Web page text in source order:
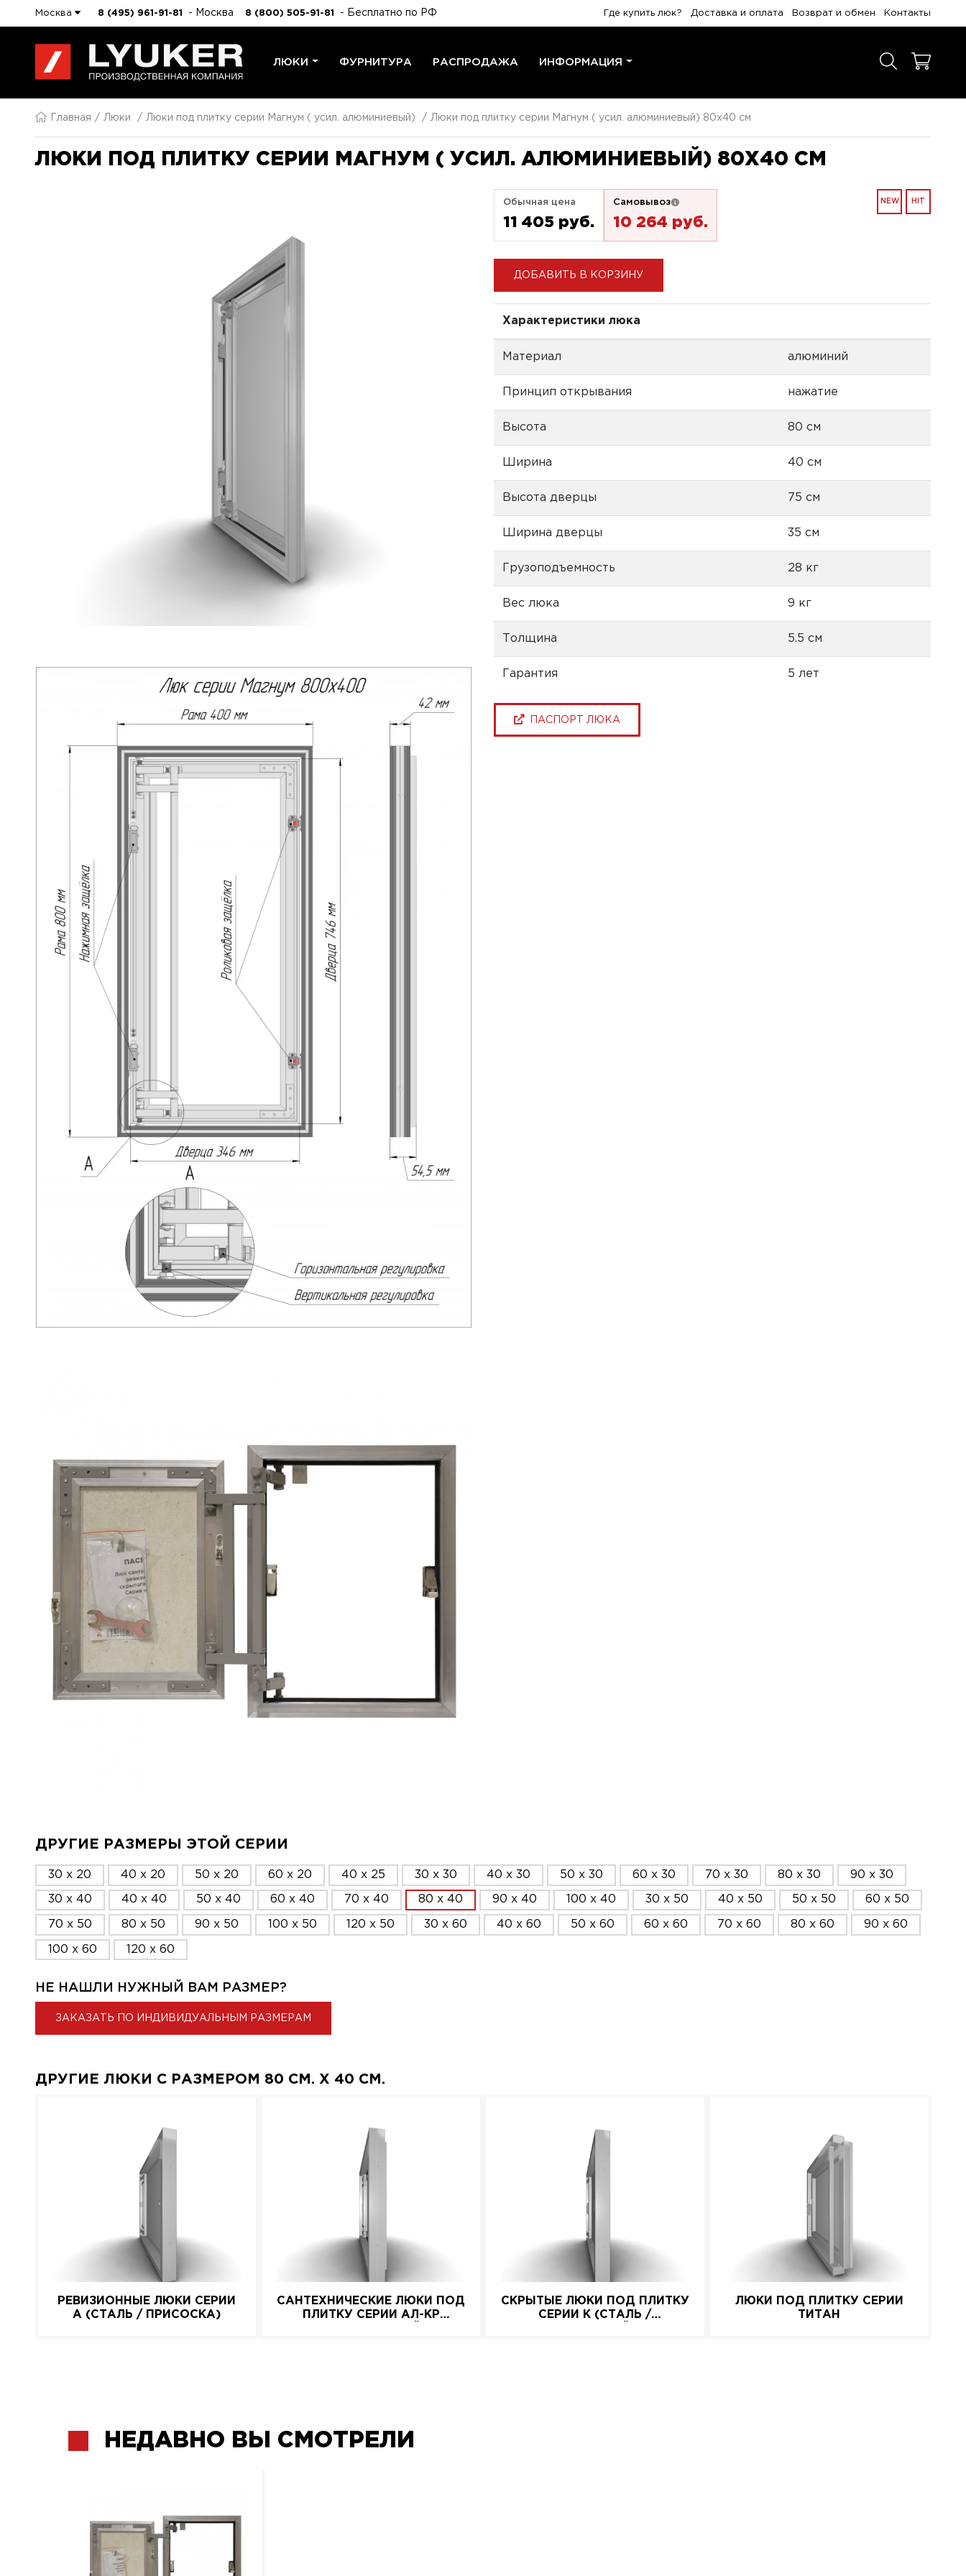
Москва 8 (495) 961-91-81 - Москва 8 (800) 505-91-81 - Бесплатно по РФ Где купить люк? Доставка и оплата Возврат и обмен Контакты
ЛЮКИ ФУРНИТУРА РАСПРОДАЖА ИНФОРМАЦИЯ
Главная Люки Люки под плитку серии Магнум ( усил. алюминиевый) Люки под плитку серии Магнум ( усил. алюминиевый) 80x40 см
ЛЮКИ ПОД ПЛИТКУ СЕРИИ МАГНУМ ( УСИЛ. АЛЮМИНИЕВЫЙ) 80X40 СМ
Обычная цена
11 405 pуб.
Самовывоз
10 264 pуб.
NEW HIT
ДОБАВИТЬ В КОРЗИНУ
Характеристики люка
Материал алюминий
Принцип открывания нажатие
Высота 80 см
Ширина 40 см
Высота дверцы 75 см
Ширина дверцы 35 см
Грузоподъемность 28 кг
Вес люка 9 кг
Толщина 5.5 см
Гарантия 5 лет
ПАСПОРТ ЛЮКА
ДРУГИЕ РАЗМЕРЫ ЭТОЙ СЕРИИ
30 x 20 40 x 20 50 x 20 60 x 20 40 x 25 30 x 30 40 x 30 50 x 30 60 x 30 70 x 30 80 x 30 90 x 30
30 x 40 40 x 40 50 x 40 60 x 40 70 x 40 80 x 40 90 x 40 100 x 40 30 x 50 40 x 50 50 x 50 60 x 50
70 x 50 80 x 50 90 x 50 100 x 50 120 x 50 30 x 60 40 x 60 50 x 60 60 x 60 70 x 60 80 x 60 90 x 60
100 x 60 120 x 60
НЕ НАШЛИ НУЖНЫЙ ВАМ РАЗМЕР?
ЗАКАЗАТЬ ПО ИНДИВИДУАЛЬНЫМ РАЗМЕРАМ
ДРУГИЕ ЛЮКИ С РАЗМЕРОМ 80 СМ. X 40 СМ.
РЕВИЗИОННЫЕ ЛЮКИ СЕРИИ
A (СТАЛЬ / ПРИСОСКА)
САНТЕХНИЧЕСКИЕ ЛЮКИ ПОД
ПЛИТКУ СЕРИИ АЛ-КР
СКРЫТЫЕ ЛЮКИ ПОД ПЛИТКУ
СЕРИИ K (СТАЛЬ /
ЛЮКИ ПОД ПЛИТКУ СЕРИИ
ТИТАН
НЕДАВНО ВЫ СМОТРЕЛИ